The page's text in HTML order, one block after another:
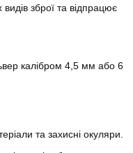
зброї та відпрацює
калібром 4,5 мм або 6
та захисні окуляри.